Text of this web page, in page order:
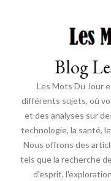
Blog
Les Mots Du Jour
différents sujets, où
et des analyses sur
technologie, la santé,
Nous offrons des
tels que la recherche
d'esprit,